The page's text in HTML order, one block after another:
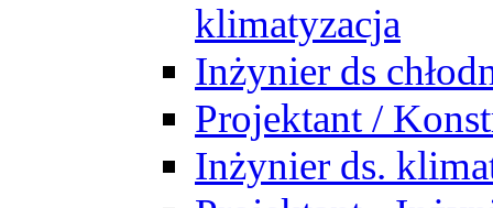
klimatyzacja
Inżynier ds
Projektant /
Inżynier ds.